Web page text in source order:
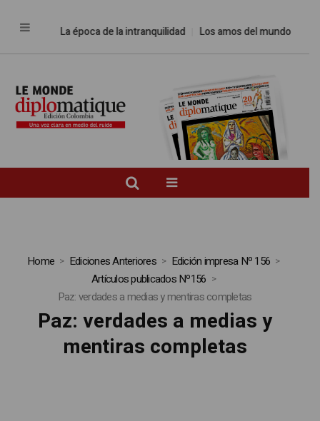
La época de la intranquilidad Los amos del mundo
Home Ediciones Anteriores
Edición impresa Nº 156
Artículos publicados Nº156
Paz: verdades a medias y mentiras completas
Paz: verdades a medias y
mentiras completas